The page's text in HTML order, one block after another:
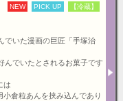
NEW PICK UP 【冷蔵】
でいた漫画の巨匠「手塚治
んでいたとされるお菓子です
は
倉粒あんを挟み込んであり